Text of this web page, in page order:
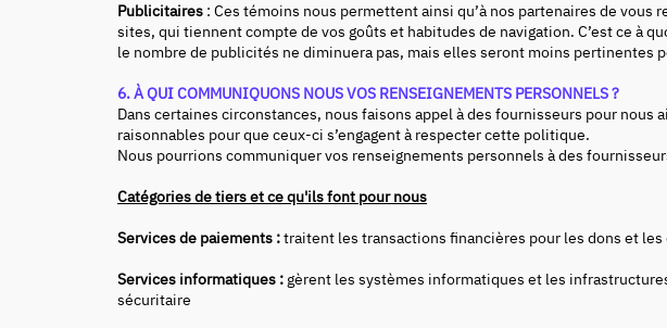
Publicitaires : Ces témoins nous permettent ainsi qu’à nos partenaires de
sites, qui tiennent compte de vos goûts et habitudes de navigation. C’est ce à
le nombre de publicités ne diminuera pas, mais elles seront moins pertinentes
6. À QUI COMMUNIQUONS NOUS VOS RENSEIGNEMENTS PERSONNELS ?
Dans certaines circonstances, nous faisons appel à des fournisseurs pour
raisonnables pour que ceux-ci s’engagent à respecter cette politique.
Nous pourrions communiquer vos renseignements personnels à des
Catégories de tiers et ce qu'ils font pour nous
Services de paiements :traitent les transactions financières pour les dons et les
Services informatiques : gèrent les systèmes informatiques et les
sécuritaire